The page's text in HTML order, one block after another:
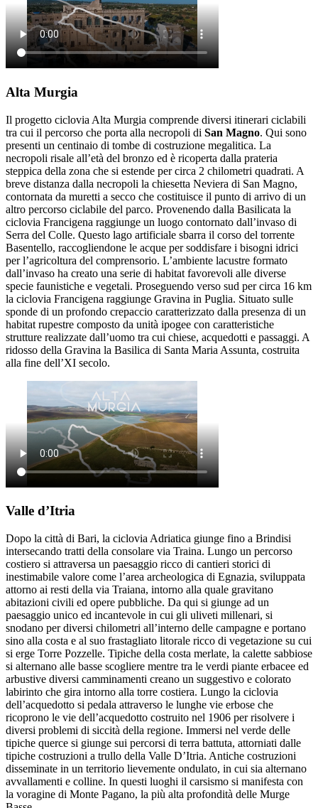
Alta Murgia
Il progetto ciclovia Alta Murgia comprende diversi itinerari ciclabili
tra cui il percorso che porta alla necropoli di San Magno. Qui sono
presenti un centinaio di tombe di costruzione megalitica. La
necropoli risale all’età del bronzo ed è ricoperta dalla prateria
steppica della zona che si estende per circa 2 chilometri quadrati. A
breve distanza dalla necropoli la chiesetta Neviera di San Magno,
contornata da muretti a secco che costituisce il punto di arrivo di un
altro percorso ciclabile del parco. Provenendo dalla Basilicata la
ciclovia Francigena raggiunge un luogo contornato dall’invaso di
Serra del Colle. Questo lago artificiale sbarra il corso del torrente
Basentello, raccogliendone le acque per soddisfare i bisogni idrici
per l’agricoltura del comprensorio. L’ambiente lacustre formato
dall’invaso ha creato una serie di habitat favorevoli alle diverse
specie faunistiche e vegetali. Proseguendo verso sud per circa 16 km
la ciclovia Francigena raggiunge Gravina in Puglia. Situato sulle
sponde di un profondo crepaccio caratterizzato dalla presenza di un
habitat rupestre composto da unità ipogee con caratteristiche
strutture realizzate dall’uomo tra cui chiese, acquedotti e passaggi. A
ridosso della Gravina la Basilica di Santa Maria Assunta, costruita
alla fine dell’XI secolo.
Valle d’Itria
Dopo la città di Bari, la ciclovia Adriatica giunge fino a Brindisi
intersecando tratti della consolare via Traina. Lungo un percorso
costiero si attraversa un paesaggio ricco di cantieri storici di
inestimabile valore come l’area archeologica di Egnazia, sviluppata
attorno ai resti della via Traiana, intorno alla quale gravitano
abitazioni civili ed opere pubbliche. Da qui si giunge ad un
paesaggio unico ed incantevole in cui gli uliveti millenari, si
snodano per diversi chilometri all’interno delle campagne e portano
sino alla costa e al suo frastagliato litorale ricco di vegetazione su cui
si erge Torre Pozzelle. Tipiche della costa merlate, la calette sabbiose
si alternano alle basse scogliere mentre tra le verdi piante erbacee ed
arbustive diversi camminamenti creano un suggestivo e colorato
labirinto che gira intorno alla torre costiera. Lungo la ciclovia
dell’acquedotto si pedala attraverso le lunghe vie erbose che
ricoprono le vie dell’acquedotto costruito nel 1906 per risolvere i
diversi problemi di siccità della regione. Immersi nel verde delle
tipiche querce si giunge sui percorsi di terra battuta, attorniati dalle
tipiche costruzioni a trullo della Valle D’Itria. Antiche costruzioni
disseminate in un territorio lievemente ondulato, in cui sia alternano
avvallamenti e colline. In questi luoghi il carsismo si manifesta con
la voragine di Monte Pagano, la più alta profondità delle Murge